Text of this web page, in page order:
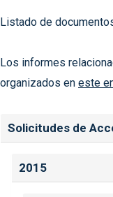
Listado de
Los informes
organizados en este
Solicitudes de
2015